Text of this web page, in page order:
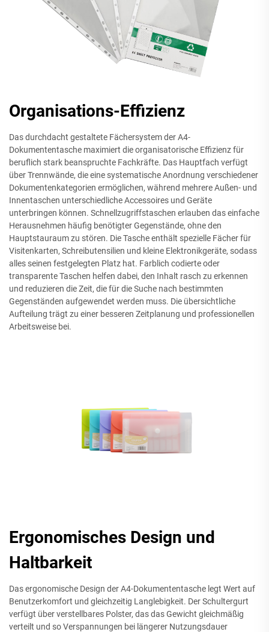
Organisations-Effizienz
Das durchdacht gestaltete Fächersystem der A4-
Dokumententasche maximiert die organisatorische Effizienz für
beruflich stark beanspruchte Fachkräfte. Das Hauptfach verfügt
über Trennwände, die eine systematische Anordnung verschiedener
Dokumentenkategorien ermöglichen, während mehrere Außen- und
Innentaschen unterschiedliche Accessoires und Geräte
unterbringen können. Schnellzugriffstaschen erlauben das einfache
Herausnehmen häufig benötigter Gegenstände, ohne den
Hauptstauraum zu stören. Die Tasche enthält spezielle Fächer für
Visitenkarten, Schreibutensilien und kleine Elektronikgeräte, sodass
alles seinen festgelegten Platz hat. Farblich codierte oder
transparente Taschen helfen dabei, den Inhalt rasch zu erkennen
und reduzieren die Zeit, die für die Suche nach bestimmten
Gegenständen aufgewendet werden muss. Die übersichtliche
Aufteilung trägt zu einer besseren Zeitplanung und professionellen
Arbeitsweise bei.
Ergonomisches Design und
Haltbarkeit
Das ergonomische Design der A4-Dokumententasche legt Wert auf
Benutzerkomfort und gleichzeitig Langlebigkeit. Der Schultergurt
verfügt über verstellbares Polster, das das Gewicht gleichmäßig
verteilt und so Verspannungen bei längerer Nutzungsdauer